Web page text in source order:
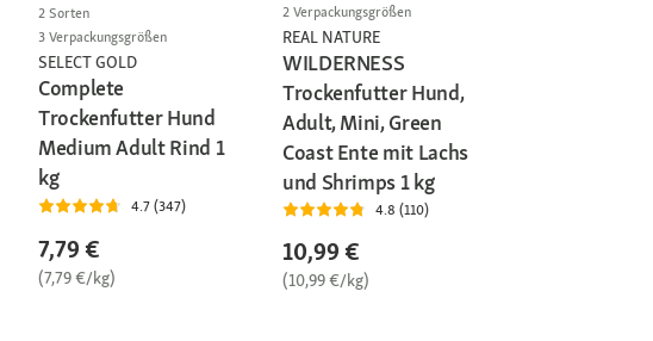
2 Sorten
3 Verpackungsgrößen
SELECT GOLD
Complete
Trockenfutter Hund
Medium Adult Rind 1
kg
4.7 (347)
7,79 €
(7,79 €/kg)
2 Verpackungsgrößen
REAL NATURE
WILDERNESS
Trockenfutter Hund,
Adult, Mini, Green
Coast Ente mit Lachs
und Shrimps 1 kg
4.8 (110)
10,99 €
(10,99 €/kg)